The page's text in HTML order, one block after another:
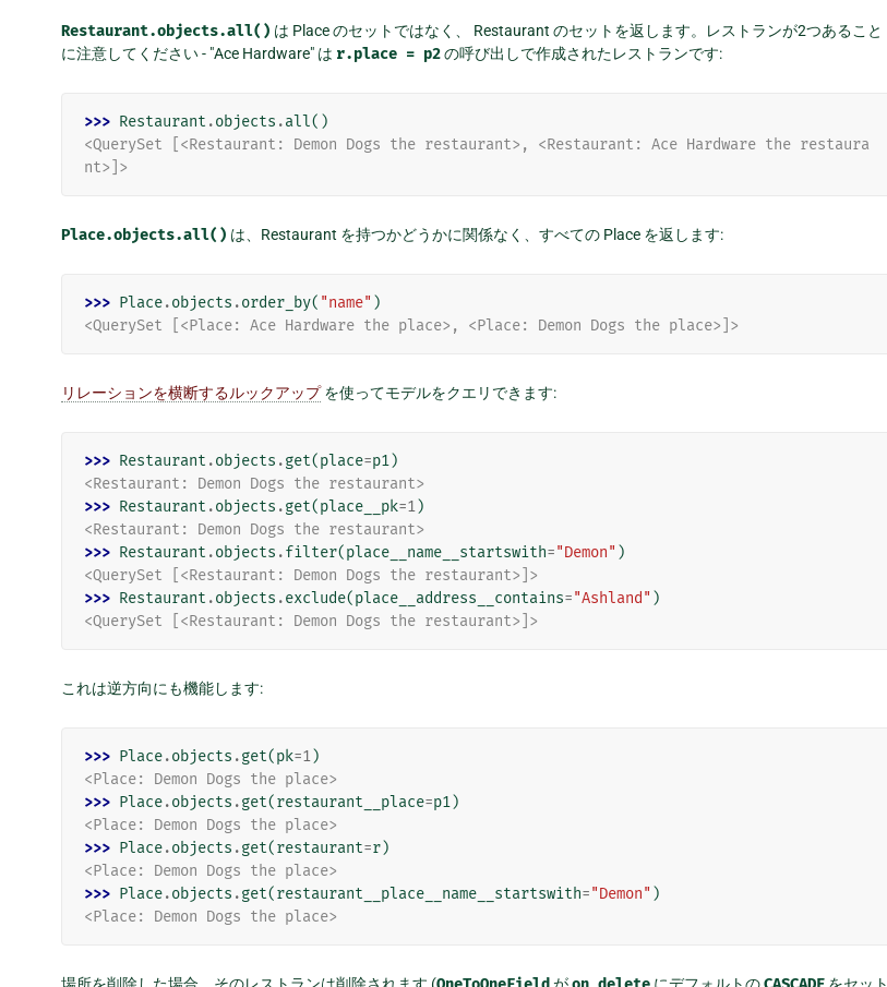
Restaurant.objects.all() は Place のセットではなく、 Restaurant のセットを返します。レストランが2つあること
に注意してください - "Ace Hardware" は r.place = p2の呼び出しで作成されたレストランです:
>>> Restaurant .objects .all()
<QuerySet [<Restaurant: Demon Dogs the restaurant>, <Restaurant: Ace Hardware the restaura
nt>]>
Place.objects.all() は、Restaurant を持つかどうかに関係なく、すべての Place を返します:
>>> Place.objects .order_by( "name" )
<QuerySet [<Place: Ace Hardware the place>, <Place: Demon Dogs the place>]>
リレーションを横断するルックアップを使ってモデルをクエリできます:
>>> Restaurant .objects .get(place=p1)
<Restaurant: Demon Dogs the restaurant>
>>> Restaurant .objects .get(place__pk=1)
<Restaurant: Demon Dogs the restaurant>
>>> Restaurant .objects .filter(place__name__startswith="Demon" )
<QuerySet [<Restaurant: Demon Dogs the restaurant>]>
>>> Restaurant .objects .exclude(place__address__contains="Ashland" )
<QuerySet [<Restaurant: Demon Dogs the restaurant>]>
これは逆方向にも機能します:
>>> Place.objects .get(pk=1)
<Place: Demon Dogs the place>
>>> Place.objects .get(restaurant__place=p1)
<Place: Demon Dogs the place>
>>> Place.objects .get(restaurant=r)
<Place: Demon Dogs the place>
>>> Place.objects .get(restaurant__place__name__startswith="Demon" )
<Place: Demon Dogs the place>
場所を削除した場合、そのレストランは削除されます ( が にデフォルトの をセット